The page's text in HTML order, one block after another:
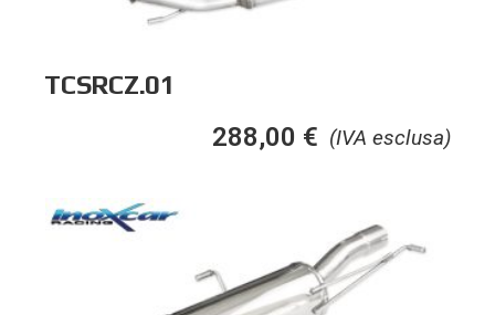
TCSRCZ.01
(IVA esclusa)
288,00 €